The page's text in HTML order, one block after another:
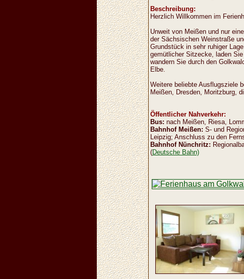
Beschreibung:
Herzlich Willkommen im
Unweit von Meißen und nur
der Sächsischen Weinstraße
Grundstück in sehr ruhiger
gemütlicher Sitzecke, laden
wandern Sie durch den
Elbe.
Weitere beliebte Ausflugsziele
Meißen, Dresden, Moritzburg,
Öffentlicher Nahverkehr:
Bus: nach Meißen, Riesa,
Bahnhof Meißen: S- und
Leipzig; Anschluss zu den
Bahnhof Nünchritz:
(Deutsche Bahn)